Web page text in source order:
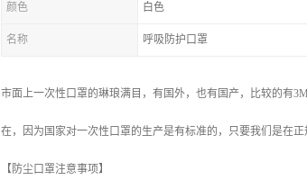
颜色 白色
名称 呼吸防护口罩
市面上一次性口罩的琳琅满目，有国外，也有国产，比较的有
在，因为国家对一次性口罩的生产是有标准的，只要我们是在
【防尘口罩注意事项】